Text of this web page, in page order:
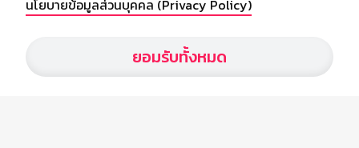
webmaster@siamsport.co.th
เว็บไซต์ : www.siamsport.co.th
นโยบายข้อมูลส่วนบุคคล (Privacy Policy)
ยอมรับทั้งหมด